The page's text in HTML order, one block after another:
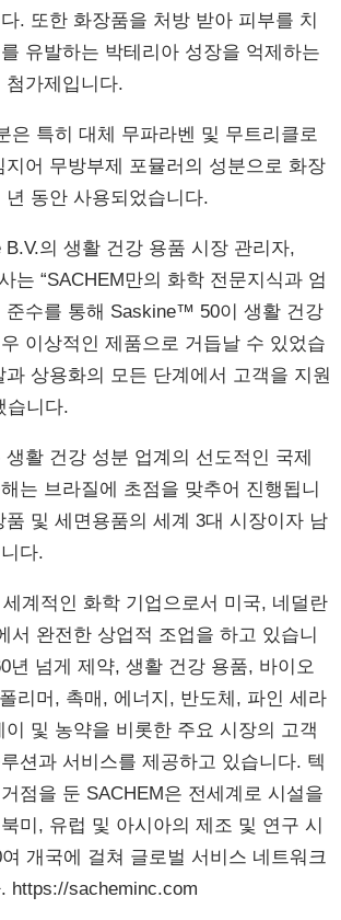
. 또한 화장품을 처방 받아 피부를 치
유발하는 박테리아 성장을 억제하는
첨가제입니다.
은 특히 대체 무파라벤 및 무트리클로
어 무방부제 포뮬러의 성분으로 화장
동안 사용되었습니다.
B.V.의 생활 건강 용품 시장 관리자,
는 “SACHEM만의 화학 전문지식과 엄
준수를 통해 Saskine™ 50이 생활 건강
이상적인 제품으로 거듭날 수 있었습
상용화의 모든 단계에서 고객을 지원
습니다.
생활 건강 성분 업계의 선도적인 국제
는 브라질에 초점을 맞추어 진행됩니
품 및 세면용품의 세계 3대 시장이자 남
다.
계적인 화학 기업으로서 미국, 네덜란
서 완전한 상업적 조업을 하고 있습니
년 넘게 제약, 생활 건강 용품, 바이오
리머, 촉매, 에너지, 반도체, 파인 세라
및 농약을 비롯한 주요 시장의 고객
션과 서비스를 제공하고 있습니다. 텍
점을 둔 SACHEM은 전세계로 시설을
미, 유럽 및 아시아의 제조 및 연구 시
개국에 걸쳐 글로벌 서비스 네트워크
https://sacheminc.com